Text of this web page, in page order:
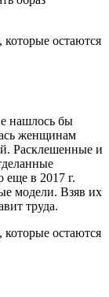
нашлось бы
женщинам
Расклешенные и
в 2017 г.
модели. Взяв их
труда.